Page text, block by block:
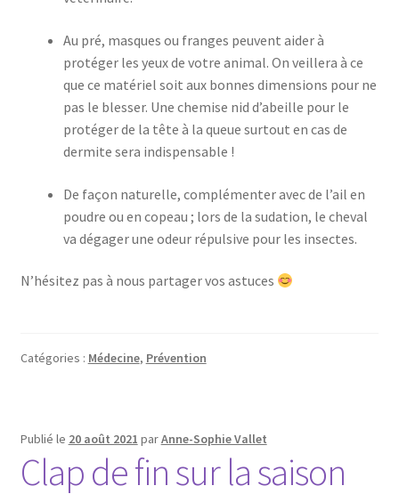
Au pré, masques ou franges peuvent aider à
protéger les yeux de votre animal. On veillera à ce
que ce matériel soit aux bonnes dimensions pour ne
pas le blesser. Une chemise nid d’abeille pour le
protéger de la tête à la queue surtout en cas de
dermite sera indispensable !
De façon naturelle, complémenter avec de l’ail en
poudre ou en copeau ; lors de la sudation, le cheval
va dégager une odeur répulsive pour les insectes.
N’hésitez pas à nous partager vos astuces
Catégories : Médecine, Prévention
Publié le 20 août 2021 parAnne-Sophie Vallet
Clap de fin sur la saison